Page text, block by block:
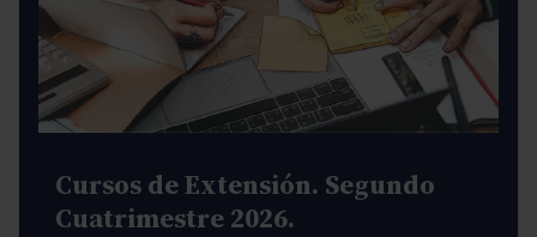
Cursos de Extensión. Segundo
Cuatrimestre 2026.